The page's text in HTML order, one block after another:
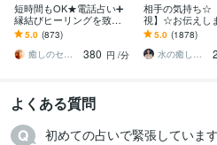
短時間もOK★電話占い➕
縁結びヒーリングを致し
ます 霊感☆タロット☆占
星術☆縁結びヒーリング
の嬉しいセット♡
5.0 (873)
癒しのセラピーサロン☪️セレイ
380 円 /分
相手の気持ち☆
視】☆お伝えし
意識・魂の声を
お相手の本音を
す
5.0 (1878)
水の癒し手 魂の救済 Aqua Ray
よくある質問
初めての占いで緊張していま